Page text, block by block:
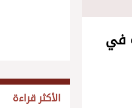
في
الأكثر قراءة